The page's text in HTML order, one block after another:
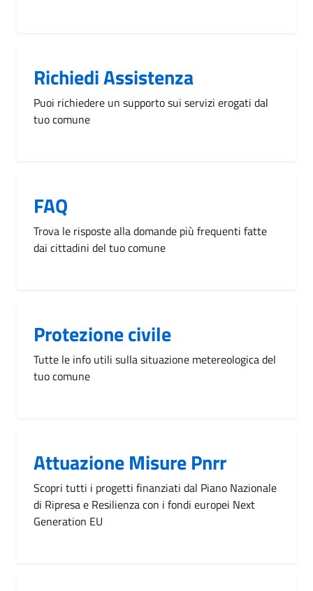
Richiedi Assistenza
Puoi richiedere un supporto sui servizi erogati dal
tuo comune
FAQ
Trova le risposte alla domande più frequenti fatte
dai cittadini del tuo comune
Protezione civile
Tutte le info utili sulla situazione metereologica del
tuo comune
Attuazione Misure Pnrr
Scopri tutti i progetti finanziati dal Piano Nazionale
di Ripresa e Resilienza con i fondi europei Next
Generation EU